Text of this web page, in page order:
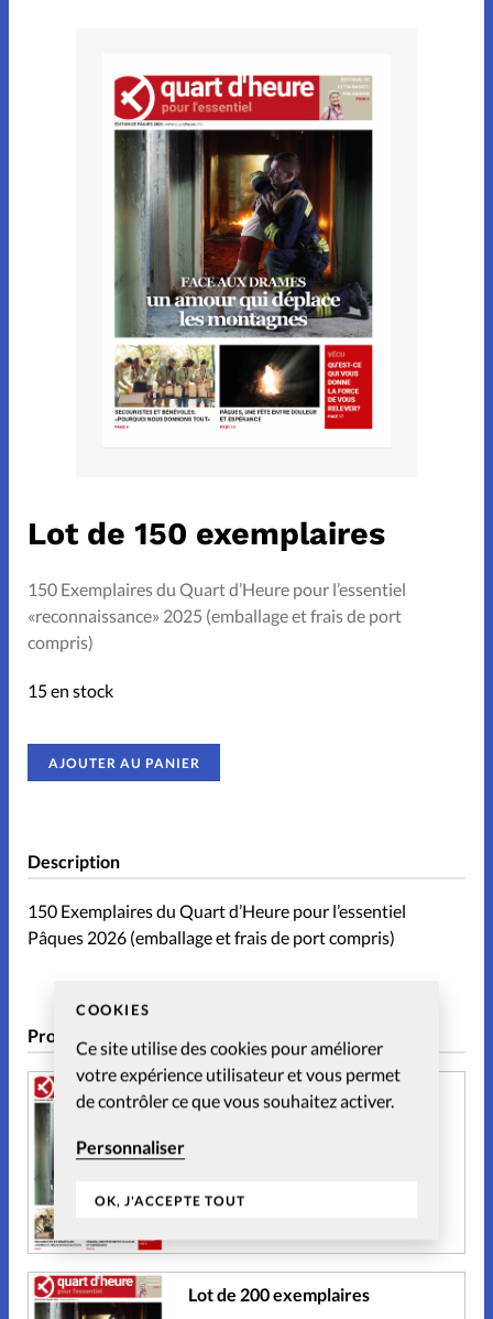
COOKIES
Ce site utilise des cookies pour améliorer
votre expérience utilisateur et vous permet
de contrôler ce que vous souhaitez activer.
Personnaliser
OK, J'ACCEPTE TOUT
Relations
Science
Sentiments
Sexualité
Sondage
Sport
Accueil
Lecture en ligne
À propos
Contact
Lot de 150 exemplaires
150 Exemplaires du Quart d’Heure pour l’essentiel
«reconnaissance» 2025 (emballage et frais de port
compris)
15 en stock
AJOUTER AU PANIER
Description
150 Exemplaires du Quart d’Heure pour l’essentiel
Pâques 2026 (emballage et frais de port compris)
Produits similaires
Lot de 50 exemplaires
Lot de 200 exemplaires